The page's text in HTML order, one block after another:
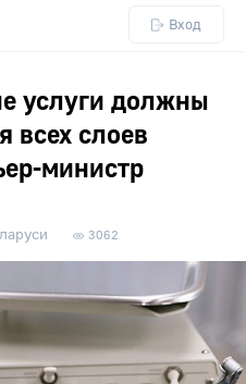
Вход
услуги должны
всех слоев
министр
3062